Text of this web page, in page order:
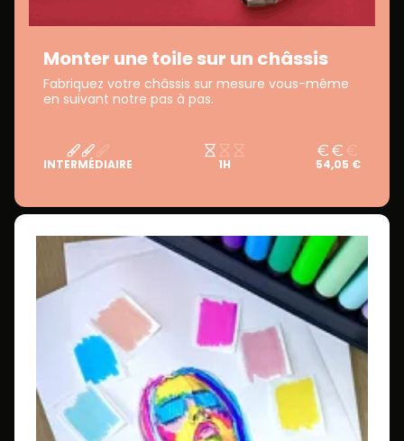
Monter une toile sur un châssis
Fabriquez votre châssis sur mesure vous-même
en suivant notre pas à pas.
INTERMÉDIAIRE 1H 54,05 €